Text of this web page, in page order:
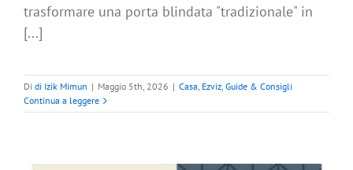
trasformare una porta blindata "tradizionale" in
[...]
Di di Izik Mimun | Maggio 5th, 2026 | Casa Ezviz Guide & Consigli
Continua a leggere